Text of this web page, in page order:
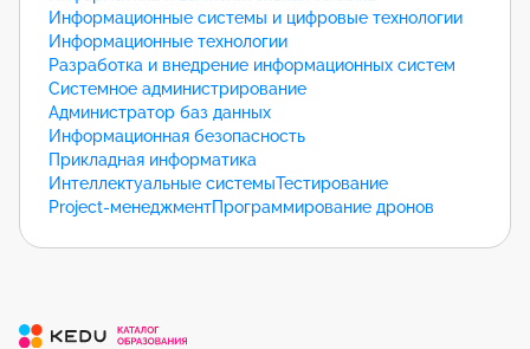
Информационные системы и цифровые технологии
Информационные технологии
Разработка и внедрение информационных систем
Системное администрирование
Администратор баз данных
Информационная безопасность
Прикладная информатика
Интеллектуальные системыТестирование
Project-менеджментПрограммирование дронов